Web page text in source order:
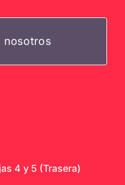
nosotros
4 y 5 (Trasera)